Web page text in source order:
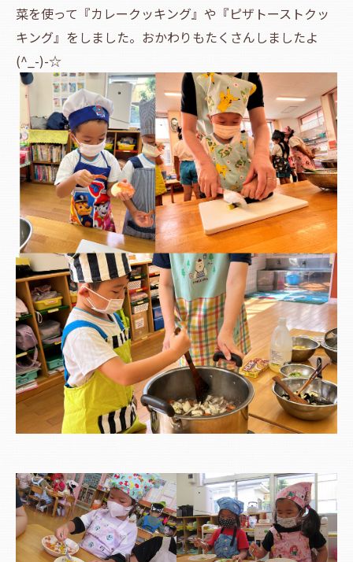
菜を使って『カレークッキング』や『ピザトーストクッ
キング』をしました。おかわりもたくさんしましたよ
(^_-)-☆